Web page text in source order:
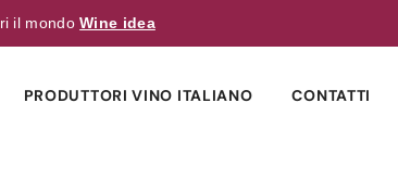
il mondoWine idea
PRODUTTORI VINO ITALIANO CONTATTI